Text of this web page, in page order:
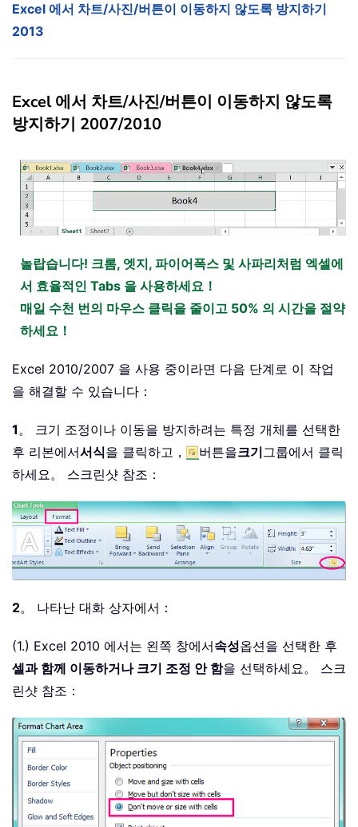
Excel 에서 차트/사진/버튼이 이동하지 않도록 방지하기
2013
Excel 에서 차트/사진/버튼이 이동하지 않도록
방지하기 2007/2010
놀랍습니다! 크롬, 엣지, 파이어폭스 및 사파리처럼 엑셀에
서 효율적인 Tabs 을 사용하세요！
매일 수천 번의 마우스 클릭을 줄이고 50% 의 시간을 절약
하세요！
Excel 2010/2007 을 사용 중이라면 다음 단계로 이 작업
을 해결할 수 있습니다：
1 。 크기 조정이나 이동을 방지하려는 특정 개체를 선택한
후 리본에서서식을 클릭하고， 버튼을크기그룹에서 클릭
하세요。 스크린샷 참조：
2。 나타난 대화 상자에서：
(1.) Excel 2010 에서는 왼쪽 창에서속성옵션을 선택한 후
셀과 함께 이동하거나 크기 조정 안 함을 선택하세요。 스크
린샷 참조：